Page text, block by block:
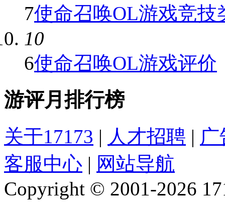
7使命召唤OL游戏竞技
10
6使命召唤OL游戏评价
游评月排行榜
关于17173 | 人才招聘 |
客服中心 | 网站导航
Copyright © 2001-2026